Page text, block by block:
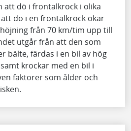
att dö i frontalkrock i olika
dö i en frontalkrock ökar
från 70 km/tim upp till
utgår från att den som
bälte, färdas i en bil av hög
krockar med en bil i
faktorer som ålder och